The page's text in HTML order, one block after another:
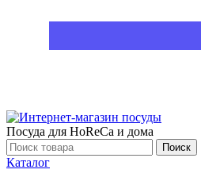
Посуда для HoReCa и дома
Поиск
Каталог